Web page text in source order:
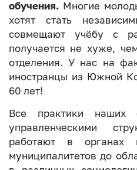
обучения.Многие
хотят стать
совмещают учёбу с
получается не хуже,
отделения. У нас на
иностранцы из Южной
60 лет!
Все практики наших
управленческими
работают в органах
муниципалитетов до